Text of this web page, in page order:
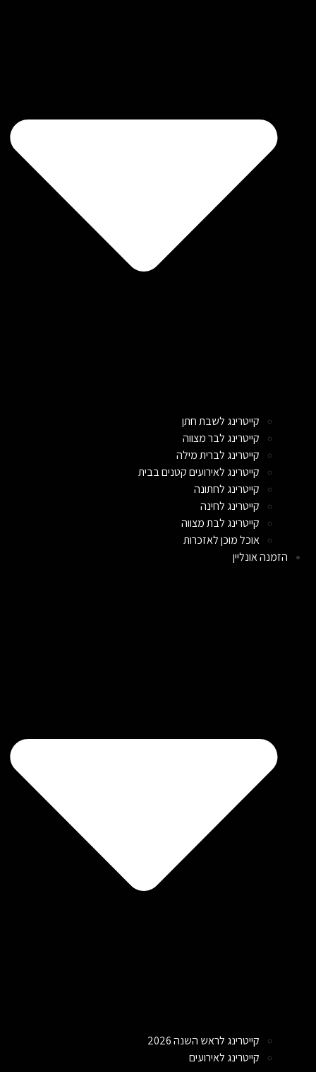
קייטרינג לשבת חתן
קייטרינג לבר מצווה
קייטרינג לברית מילה
קייטרינג לאירועים קטנים בבית
קייטרינג לחתונה
קייטרינג לחינה
קייטרינג לבת מצווה
אוכל מוכן לאזכרות
הזמנה אונליין
קייטרינג לראש השנה 2026
קייטרינג לאירועים